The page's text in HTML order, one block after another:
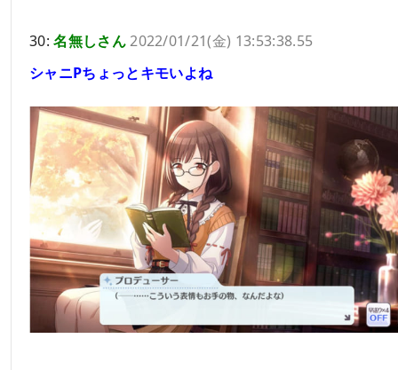
30:名無しさん2022/01/21(金) 13:53:38.55
シャニPちょっとキモいよね